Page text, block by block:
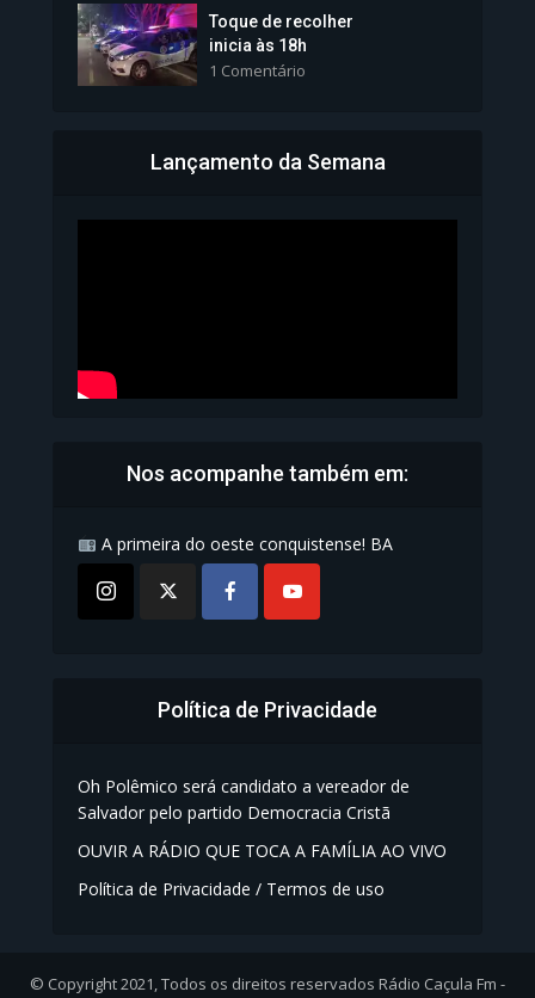
Bahia inicia emissão da
Toque de recolher
inicia às 18h
1 Comentário
Lançamento da Semana
Nos acompanhe também em:
A primeira do oeste conquistense! BA
Política de Privacidade
Oh Polêmico será candidato a vereador de
Salvador pelo partido Democracia Cristã
OUVIR A RÁDIO QUE TOCA A FAMÍLIA AO VIVO
Política de Privacidade / Termos de uso
© Copyright 2021, Todos os direitos reservados Rádio Caçula Fm -